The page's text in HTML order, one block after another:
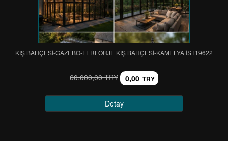
KIŞ BAHÇESİ-GAZEBO-FERFORJE KIŞ BAHÇESİ-KAMELYA IST19622
60.000,00 TRY 0,00 TRY
Detay